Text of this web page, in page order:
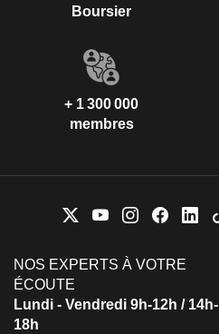
Boursier
+ 1 300 000
membres
NOS EXPERTS À VOTRE
ÉCOUTE
Lundi - Vendredi 9h-12h / 14h-
18h